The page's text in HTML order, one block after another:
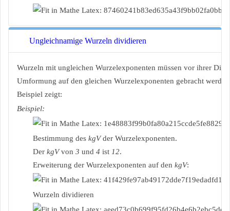
Ungleichnamige Wurzeln dividieren
Wurzeln mit ungleichen Wurzelexponenten müssen vor ihrer
Umformung auf den gleichen Wurzelexponenten gebracht
Beispiel zeigt:
Beispiel:
Bestimmung des kgVder Wurzelexponenten.
Der kgVvon 3 und 4 ist 12.
Erweiterung der Wurzelexponenten auf den kgV:
Wurzeln dividieren